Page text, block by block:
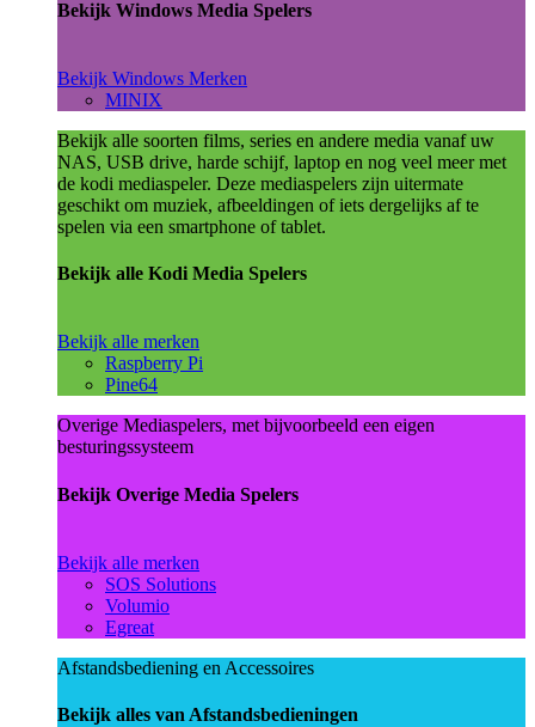
Bekijk Windows Media Spelers
Bekijk Windows Merken
MINIX
Bekijk alle soorten films, series en andere media vanaf uw
NAS, USB drive, harde schijf, laptop en nog veel meer met
de kodi mediaspeler. Deze mediaspelers zijn uitermate
geschikt om muziek, afbeeldingen of iets dergelijks af te
spelen via een smartphone of tablet.
Bekijk alle Kodi Media Spelers
Bekijk alle merken
Raspberry Pi
Pine64
Overige Mediaspelers, met bijvoorbeeld een eigen
besturingssysteem
Bekijk Overige Media Spelers
Bekijk alle merken
SOS Solutions
Volumio
Egreat
Afstandsbediening en Accessoires
Bekijk alles van Afstandsbedieningen